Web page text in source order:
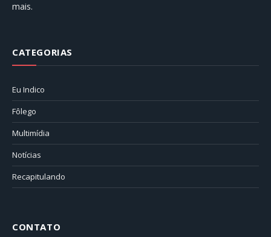
mais.
CATEGORIAS
Eu Indico
Fôlego
Multimídia
Notícias
Recapitulando
CONTATO